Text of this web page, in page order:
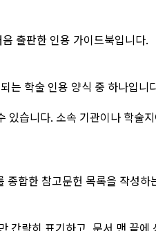
출판한 인용 가이드북입니다.
는 학술 인용 양식 중 하나입니
습니다. 소속 기관이나 학술
합한 참고문헌 목록을 작성하